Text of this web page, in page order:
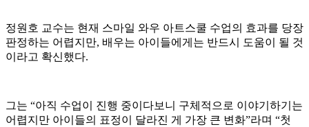
정원호 교수는 현재 스마일 와우 아트스쿨 수업의 효과를 당장
판정하는 어렵지만, 배우는 아이들에게는 반드시 도움이 될 것
이라고 확신했다.
그는 “아직 수업이 진행 중이다보니 구체적으로 이야기하기는
어렵지만 아이들의 표정이 달라진 게 가장 큰 변화”라며 “첫